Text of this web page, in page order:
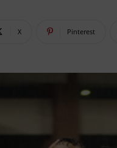
X Pinterest